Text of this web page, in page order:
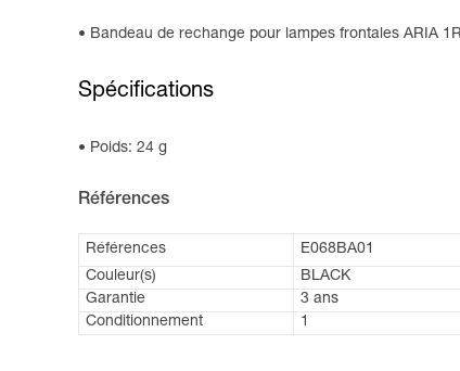
Bandeau de rechange pour lampes frontales ARIA
Spécifications
Poids: 24 g
Références
Références E068BA01
Couleur(s)
BLACK
Garantie
3 ans
Conditionnement
1